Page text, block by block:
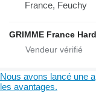
France, Feuchy
GRIMME France
Nous avons lancé une
les avantages.